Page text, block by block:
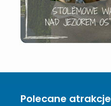
Polecane atrakcje